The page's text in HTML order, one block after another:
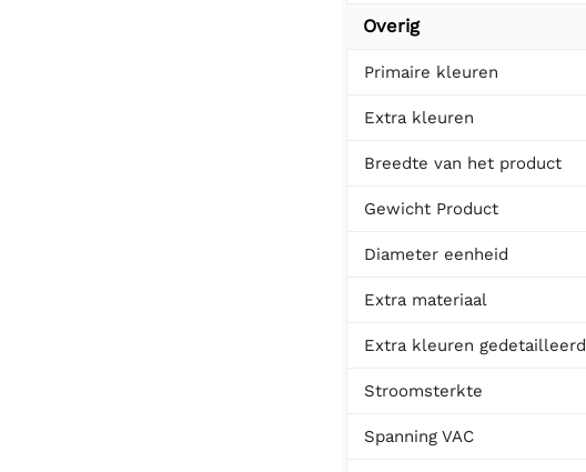
Overig
Primaire kleuren
Extra kleuren
Breedte van het product
Gewicht Product
Diameter eenheid
Extra materiaal
Extra kleuren gedetailleerd
Stroomsterkte
Spanning VAC